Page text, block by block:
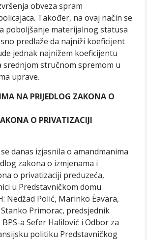
obveza spram
Također, na ovaj način se
poboljšanje materijalnog statusa
predlaže da najniži koeficijent
jednak najnižem koeficijentu
srednjom stručnom spremom u
uprave.
NA PRIJEDLOG ZAKONA O
O PRIVATIZACIJI
danas izjasnila o amandmanima
zakona o izmjenama i
o privatizaciji preduzeća,
u Predstavničkom domu
Nedžad Polić, Marinko Èavara,
Primorac, predsjednik
a Sefer Halilović i Odbor za
politiku Predstavničkog